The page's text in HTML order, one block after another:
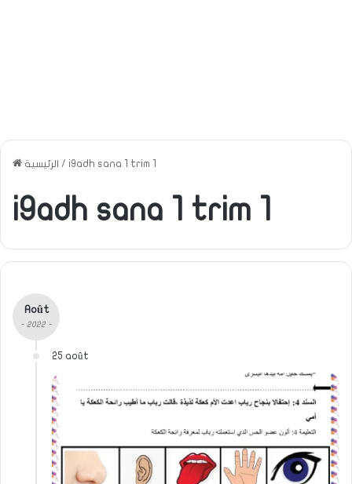
الرئيسية / i9adh sana 1 trim 1
i9adh sana 1 trim 1
Août
- 2022 -
25 août